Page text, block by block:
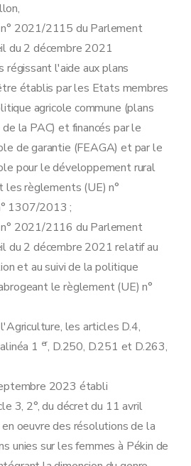
2021/2115 du Parlement
du 2 décembre 2021
l'aide aux plans
établis par les Etats membres
agricole commune (plans
la PAC) et financés par le
de garantie (FEAGA) et par le
pour le développement rural
les règlements (UE) n°
1307/2013 ;
2021/2116 du Parlement
du 2 décembre 2021 relatif au
et au suivi de la politique
le règlement (UE) n°
les articles D.4,
1 er, D.250, D.251 et D.263,
2023 établi
3, 2°, du décret du 11 avril
oeuvre des résolutions de la
unies sur les femmes à Pékin de